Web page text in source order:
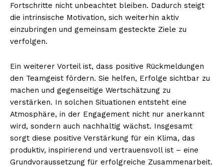
Fortschritte nicht unbeachtet bleiben. Dadurch steigt
die intrinsische Motivation, sich weiterhin aktiv
einzubringen und gemeinsam gesteckte Ziele zu
verfolgen.
Ein weiterer Vorteil ist, dass positive Rückmeldungen
den Teamgeist fördern. Sie helfen, Erfolge sichtbar zu
machen und gegenseitige Wertschätzung zu
verstärken. In solchen Situationen entsteht eine
Atmosphäre, in der Engagement nicht nur anerkannt
wird, sondern auch nachhaltig wächst. Insgesamt
sorgt diese positive Verstärkung für ein Klima, das
produktiv, inspirierend und vertrauensvoll ist – eine
Grundvoraussetzung für erfolgreiche Zusammenarbeit.